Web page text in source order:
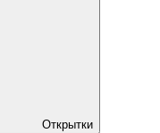
Открытки